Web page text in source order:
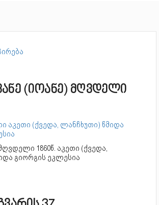
(იოანე) მღვდელი
აკეთი (ქვედა, ლანჩხუთი) წმიდა
1860წ. აკეთი (ქვედა,
გიორგის ეკლესია